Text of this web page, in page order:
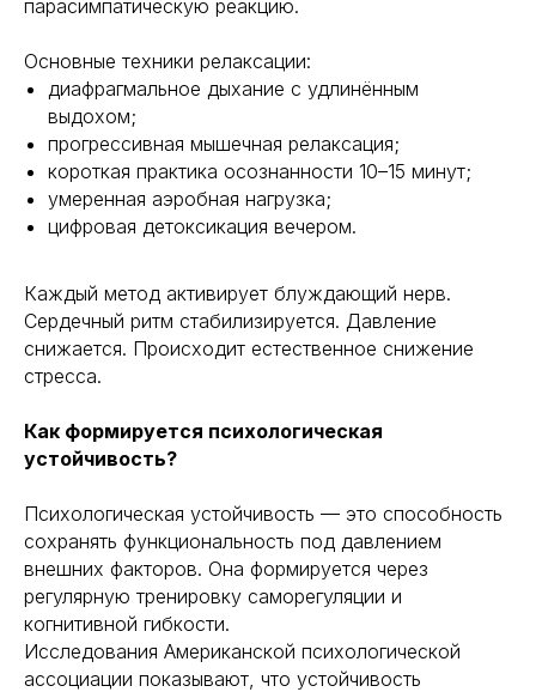
парасимпатическую реакцию.
Основные техники релаксации:
диафрагмальное дыхание с удлинённым
выдохом;
прогрессивная мышечная релаксация;
короткая практика осознанности 10–15 минут;
умеренная аэробная нагрузка;
цифровая детоксикация вечером.
Каждый метод активирует блуждающий нерв.
Сердечный ритм стабилизируется. Давление
снижается. Происходит естественное снижение
стресса.
Как формируется психологическая
устойчивость?
Психологическая устойчивость — это способность
сохранять функциональность под давлением
внешних факторов. Она формируется через
регулярную тренировку саморегуляции и
когнитивной гибкости.
Исследования Американской психологической
ассоциации показывают, что устойчивость